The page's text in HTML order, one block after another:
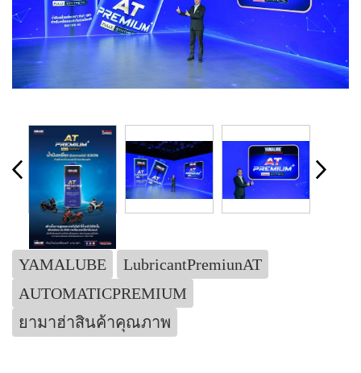
YAMALUBE
LubricantPremiunAT
AUTOMATICPREMIUM
ยามาฮ่าสินค้าคุณภาพ